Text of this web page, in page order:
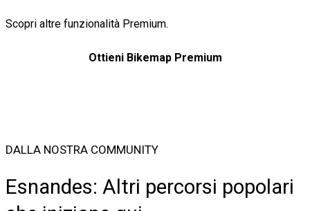
Scopri altre funzionalità Premium.
Ottieni Bikemap Premium
DALLA NOSTRA COMMUNITY
Esnandes: Altri percorsi popolari